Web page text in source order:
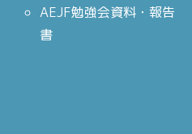
AEJF勉強会資料・報告
書